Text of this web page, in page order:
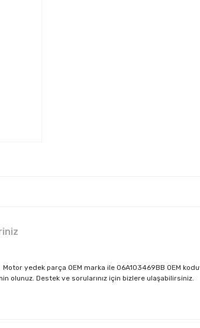
yedek parça OEM marka ile 06A103469BB OEM
olunuz. Destek ve sorularınız için bizlere ulaşabilirsiniz.